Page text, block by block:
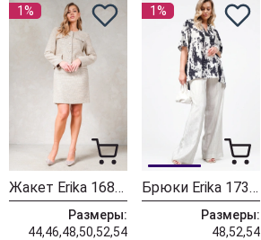
1%
Жакет Erika 1689-1
Размеры:
44,46,48,50,52,54
1%
Брюки Erika 1735 серо-бежевый
Размеры:
48,52,54